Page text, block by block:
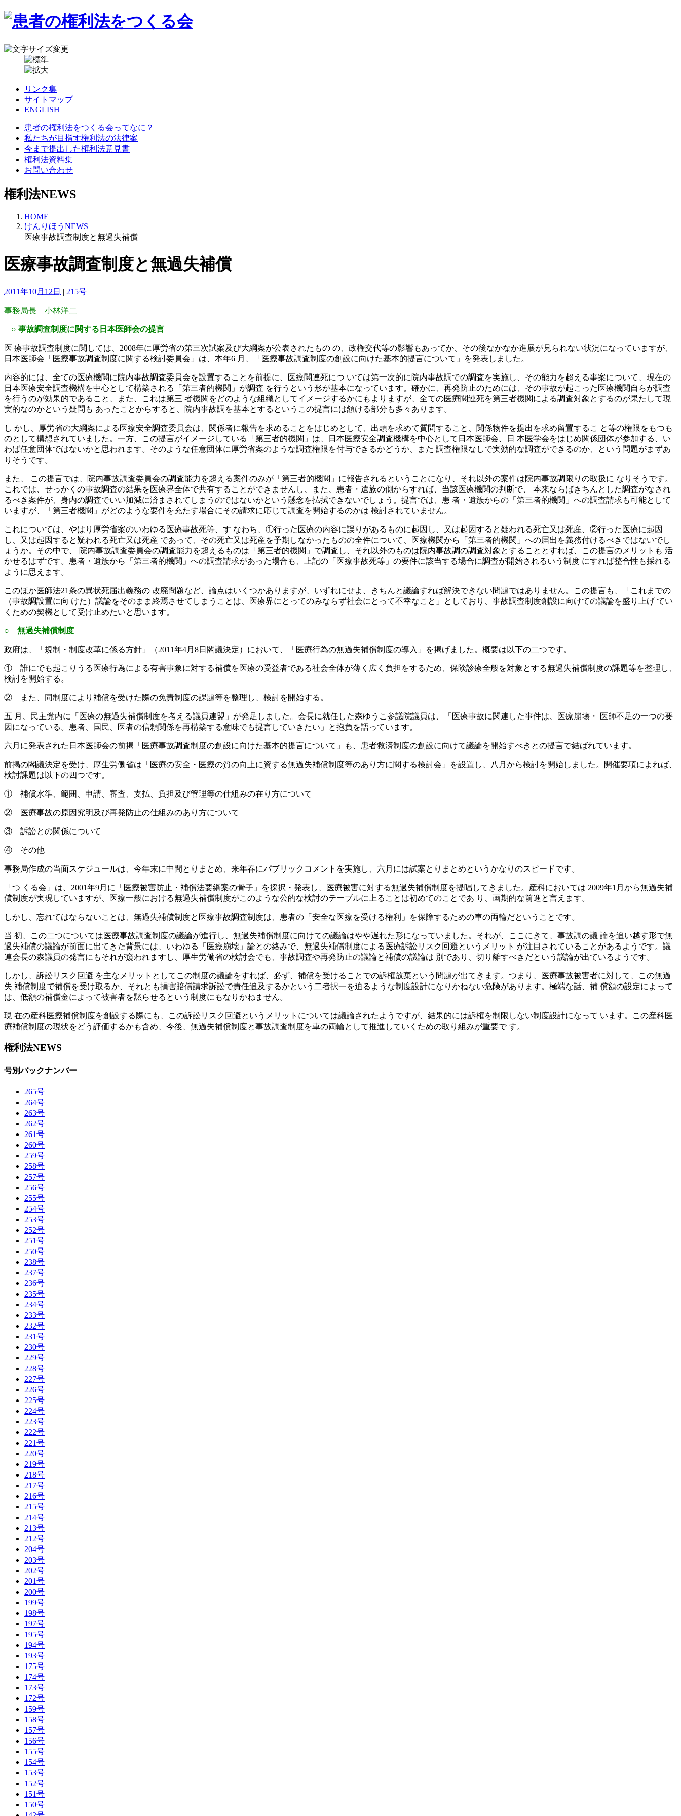
リンク集
サイトマップ
ENGLISH
患者の権利法をつくる会ってなに？
私たちが目指す権利法の法律案
今まで提出した権利法意見書
権利法資料集
お問い合わせ
権利法NEWS
HOME
けんりほうNEWS
医療事故調査制度と無過失補償
医療事故調査制度と無過失補償
2011年10月12日 | 215号
事務局長 小林洋二
○ 事故調査制度に関する日本医師会の提言
医 療事故調査制度に関しては、2008年に厚労省の第三次試案及び大綱案が公表されたもの の、政権交代等の影響もあってか、その後なかなか進展が見られない状況になっていますが、
日本医師会「医療事故調査制度に関する検討委員会」は、本年6 月、「医療事故調査制度の創設に向けた基本的提言について」を発表しました。
内容的には、全ての医療機関に院内事故調査委員会を設置することを前提に、医療関連死につ いては第一次的に院内事故調での調査を実施し、その能力を超える事案について、現在の
日本医療安全調査機構を中心として構築される「第三者的機関」が調査 を行うという形が基本になっています。確かに、再発防止のためには、その事故が起こった医療機関自らが調査
を行うのが効果的であること、また、これは第三 者機関をどのような組織としてイメージするかにもよりますが、全ての医療関連死を第三者機関による調査対象とするのが果たして現
実的なのかという疑問も あったことからすると、院内事故調を基本とするというこの提言には頷ける部分も多々あります。
し かし、厚労省の大綱案による医療安全調査委員会は、関係者に報告を求めることをはじめとして、出頭を求めて質問すること、関係物件を提出を求め留置するこ と等の権限をもつも
のとして構想されていました。一方、この提言がイメージしている「第三者的機関」は、日本医療安全調査機構を中心として日本医師会、日 本医学会をはじめ関係団体が参加する、い
わば任意団体ではないかと思われます。そのような任意団体に厚労省案のような調査権限を付与できるかどうか、また 調査権限なしで実効的な調査ができるのか、という問題がまずあ
りそうです。
また、 この提言では、院内事故調査委員会の調査能力を超える案件のみが「第三者的機関」に報告されるということになり、それ以外の案件は院内事故調限りの取扱に なりそうです。
これでは、せっかくの事故調査の結果を医療界全体で共有することができませんし、また、患者・遺族の側からすれば、当該医療機関の判断で、 本来ならばきちんとした調査がなされ
るべき案件が、身内の調査でいい加減に済まされてしまうのではないかという懸念を払拭できないでしょう。提言では、患 者・遺族からの「第三者的機関」への調査請求も可能として
いますが、「第三者機関」がどのような要件を充たす場合にその請求に応じて調査を開始するのかは 検討されていません。
これについては、やはり厚労省案のいわゆる医療事故死等、す なわち、①行った医療の内容に誤りがあるものに起因し、又は起因すると疑われる死亡又は死産、②行った医療に起因
し、又は起因すると疑われる死亡又は死産 であって、その死亡又は死産を予期しなかったものの全件について、医療機関から「第三者的機関」への届出を義務付けるべきではないでし
ょうか。その中で、 院内事故調査委員会の調査能力を超えるものは「第三者的機関」で調査し、それ以外のものは院内事故調の調査対象とすることとすれば、この提言のメリットも 活
かせるはずです。患者・遺族から「第三者的機関」への調査請求があった場合も、上記の「医療事故死等」の要件に該当する場合に調査が開始されるいう制度 にすれば整合性も採れる
ように思えます。
このほか医師法21条の異状死届出義務の 改廃問題など、論点はいくつかありますが、いずれにせよ、きちんと議論すれば解決できない問題ではありません。この提言も、「これまでの
（事故調設置に向 けた）議論をそのまま終焉させてしまうことは、医療界にとってのみならず社会にとって不幸なこと」としており、事故調査制度創設に向けての議論を盛り上げ てい
くための契機として受け止めたいと思います。
○ 無過失補償制度
政府は、「規制・制度改革に係る方針」（2011年4月8日閣議決定）において、「医療行為の無過失補償制度の導入」を掲げました。概要は以下の二つです。
① 誰にでも起こりうる医療行為による有害事象に対する補償を医療の受益者である社会全体が薄く広く負担をするため、保険診療全般を対象とする無過失補償制度の課題等を整理し、
検討を開始する。
② また、同制度により補償を受けた際の免責制度の課題等を整理し、検討を開始する。
五 月、民主党内に「医療の無過失補償制度を考える議員連盟」が発足しました。会長に就任した森ゆうこ参議院議員は、「医療事故に関連した事件は、医療崩壊・ 医師不足の一つの要
因になっている。患者、国民、医者の信頼関係を再構築する意味でも提言していきたい」と抱負を語っています。
六月に発表された日本医師会の前掲「医療事故調査制度の創設に向けた基本的提言について」も、患者救済制度の創設に向けて議論を開始すべきとの提言で結ばれています。
前掲の閣議決定を受け、厚生労働省は「医療の安全・医療の質の向上に資する無過失補償制度等のあり方に関する検討会」を設置し、八月から検討を開始しました。開催要項によれば、
検討課題は以下の四つです。
① 補償水準、範囲、申請、審査、支払、負担及び管理等の仕組みの在り方について
② 医療事故の原因究明及び再発防止の仕組みのあり方について
③ 訴訟との関係について
④ その他
事務局作成の当面スケジュールは、今年末に中間とりまとめ、来年春にパブリックコメントを実施し、六月には試案とりまとめというかなりのスピードです。
「つ くる会」は、2001年9月に「医療被害防止・補償法要綱案の骨子」を採択・発表し、医療被害に対する無過失補償制度を提唱してきました。産科においては 2009年1月から無過失補
償制度が実現していますが、医療一般における無過失補償制度がこのような公的な検討のテーブルに上ることは初めてのことであ り、画期的な前進と言えます。
しかし、忘れてはならないことは、無過失補償制度と医療事故調査制度は、患者の「安全な医療を受ける権利」を保障するための車の両輪だということです。
当 初、この二つについては医療事故調査制度の議論が進行し、無過失補償制度に向けての議論はやや遅れた形になっていました。それが、ここにきて、事故調の議 論を追い越す形で無
過失補償の議論が前面に出てきた背景には、いわゆる「医療崩壊」論との絡みで、無過失補償制度による医療訴訟リスク回避というメリット が注目されていることがあるようです。議
連会長の森議員の発言にもそれが窺われますし、厚生労働省の検討会でも、事故調査や再発防止の議論と補償の議論は 別であり、切り離すべきだという議論が出ているようです。
しかし、訴訟リスク回避 を主なメリットとしてこの制度の議論をすれば、必ず、補償を受けることでの訴権放棄という問題が出てきます。つまり、医療事故被害者に対して、この無過
失 補償制度で補償を受け取るか、それとも損害賠償請求訴訟で責任追及するかという二者択一を迫るような制度設計になりかねない危険があります。極端な話、補 償額の設定によって
は、低額の補償金によって被害者を黙らせるという制度にもなりかねません。
現 在の産科医療補償制度を創設する際にも、この訴訟リスク回避というメリットについては議論されたようですが、結果的には訴権を制限しない制度設計になって います。この産科医
療補償制度の現状をどう評価するかも含め、今後、無過失補償制度と事故調査制度を車の両輪として推進していくための取り組みが重要で す。
権利法NEWS
号別バックナンバー
265号
264号
263号
262号
261号
260号
259号
258号
257号
256号
255号
254号
253号
252号
251号
250号
238号
237号
236号
235号
234号
233号
232号
231号
230号
229号
228号
227号
226号
225号
224号
223号
222号
221号
220号
219号
218号
217号
216号
215号
214号
213号
212号
204号
203号
202号
201号
200号
199号
198号
197号
195号
194号
193号
175号
174号
173号
172号
159号
158号
157号
156号
155号
154号
153号
152号
151号
150号